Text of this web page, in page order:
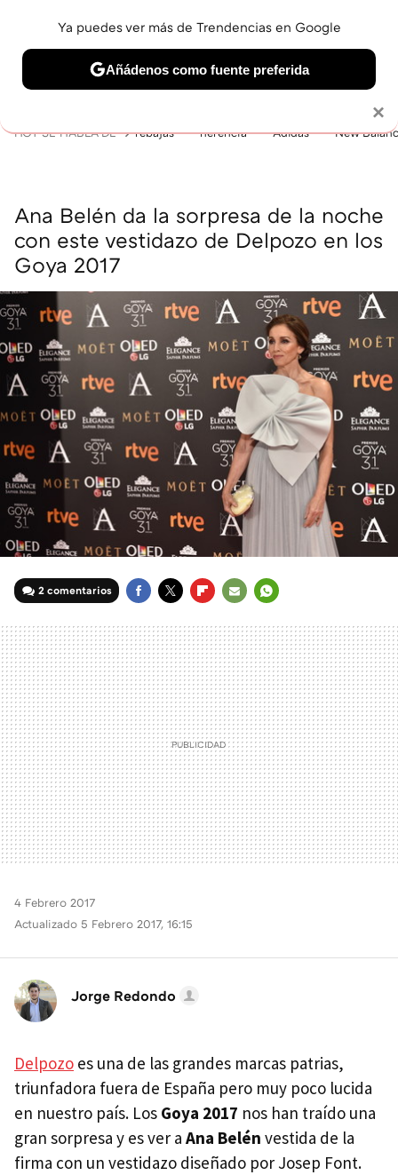
BELLEZA SHOPPING VIAJES GASTRO SNEAKERS
HOY SE HABLA DE rebajas herencia Adidas New
Ana Belén da la sorpresa de la noche
con este vestidazo de Delpozo en los
Goya 2017
2 comentarios
MAIL
4 Febrero 2017
Actualizado 5 Febrero 2017, 16:15
Jorge Redondo
Delpozo es una de las grandes marcas patrias,
triunfadora fuera de España pero muy poco lucida
en nuestro país. Los Goya 2017 nos han traído una
gran sorpresa y es ver a Ana Belén vestida de la
firma con un vestidazo diseñado por Josep Font.
×
Ya puedes ver más de Trendencias en Google
Añádenos como fuente preferida